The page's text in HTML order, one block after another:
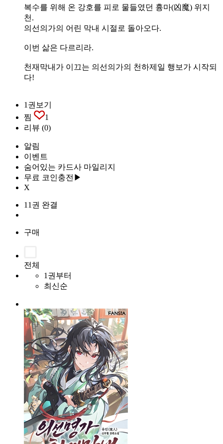
복수를 위해 온 강호를 피로 물들였던 흉마(凶魔) 위지
천.
의선의가의 어린 막내 시절로 돌아오다.
이번 삶은 다르리라.
천재막내가 이끄는 의선의가의 천하제일 행보가 시작되
다!
1권보기
찜
1
리뷰 (0)
알림
이벤트
숨어있는 카드사 마일리지
무료 코인충전▶
X
11권 완결
구매
전체
1권부터
최신순